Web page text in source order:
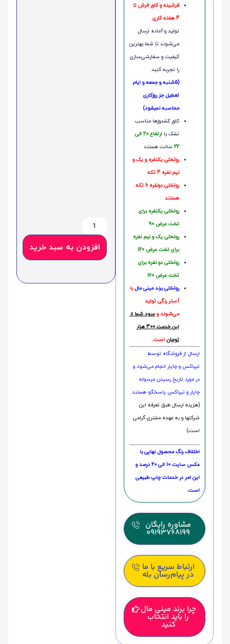
فرشینه و کاور فرش تا
4 هفته کاری
تولید و آماده ارسال
می‌شوند تا شما بهترین
کیفیت و سفارشی‌سازی
را تجربه کنید.
(5شنبه و جمعه و ایام
تعطیل جز روزکاری
محاسبه نمیشود)
کاور کشدوزها مناسب
تشک با ا
رتفاع 20 الی
22 سانت هستند
روتختی یکنفره و یک و
نیم نفره 4 تکه
روتختی دونفره 6 تکه
هستند
روتختی یکنفره برای
تخت عرض 90
روتختی یک و نیم نفره
برای تخت عرض 120
روتختی دو نفره برای
تخت عرض 160
روتختی‌ برند مینی مالبا
آستر رنگی تولید
می‌شوند و سود شما از
این خدمت 300 هزار
تومان است.
ارسال از فروشگاه توسط
تیپاکس و چاپار انجام می‌شود و
در مورد تاریخ رسیدن مرسوله
چاپار و تیپاکس پاسخگو هستند.
(هزینه ارسال طبق تعرفه این
شرکتها و به عهده مشتری گرامی
است)
اختلاف رنگ محصول نهایی با
عکس سایت 10 الی 20 درصد و
این امر در خدمات چاپ طبیعی
است.
مشاوره رایگان
09193768199
ارتباط سریع با ما
در پیام‌رسان بله
چرا برند مینی مال
را باید انتخاب
کنید
افزودن به سبد خرید